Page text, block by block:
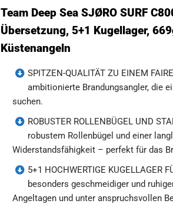
Team Deep Sea SJØRO SURF
Übersetzung, 5+1 Kugellager,
Küstenangeln
SPITZEN-QUALITÄT ZU EINEM
ambitionierte Brandungsangler, die
suchen.
ROBUSTER ROLLENBÜGEL UND
robustem Rollenbügel und einer
Widerstandsfähigkeit – perfekt für das
5+1 HOCHWERTIGE KUGELLAGER
besonders geschmeidiger und
Angeltagen und unter anspruchsvollen